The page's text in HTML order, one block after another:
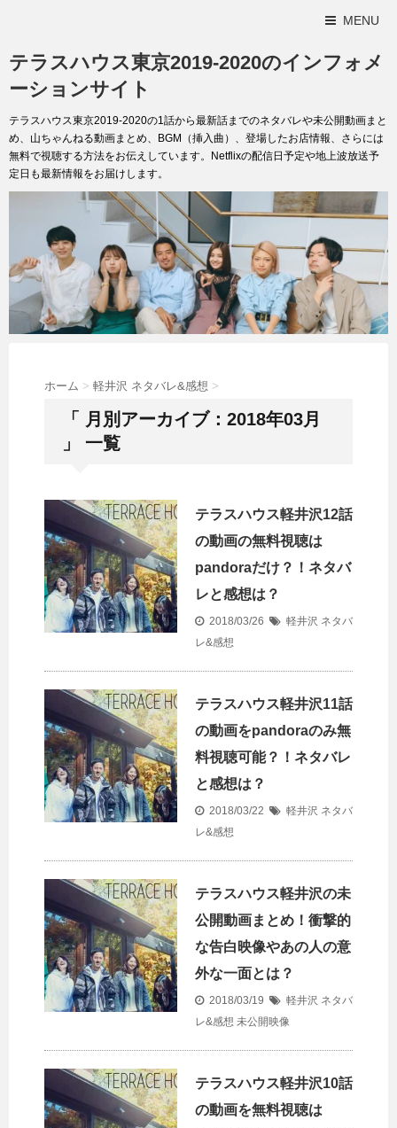
MENU
テラスハウス東京2019-2020のインフォメ
ーションサイト
テラスハウス東京2019-2020の1話から最新話までのネタバレや未公開動画まと
め、山ちゃんねる動画まとめ、BGM（挿入曲）、登場したお店情報、さらには
無料で視聴する方法をお伝えしています。Netflixの配信日予定や地上波放送予
定日も最新情報をお届けします。
ホーム > 軽井沢 ネタバレ&感想 >
「 月別アーカイブ：2018年03月
」 一覧
テラスハウス軽井沢12話
の動画の無料視聴は
pandoraだけ？！ネタバ
レと感想は？
2018/03/26
軽井沢 ネタバ
レ&感想
テラスハウス軽井沢11話
の動画をpandoraのみ無
料視聴可能？！ネタバレ
と感想は？
2018/03/22
軽井沢 ネタバ
レ&感想
テラスハウス軽井沢の未
公開動画まとめ！衝撃的
な告白映像やあの人の意
外な一面とは？
2018/03/19
軽井沢 ネタバ
レ&感想 未公開映像
テラスハウス軽井沢10話
の動画を無料視聴は